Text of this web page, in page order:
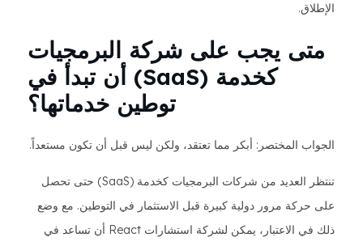
الإطلاق.
متى يجب على شركة البرمجيات
كخدمة (SaaS) أن تبدأ في
توطين خدماتها؟
الجواب المختصر: أبكر مما تعتقد، ولكن ليس قبل أن تكون مستعداً.
تنتظر العديد من شركات البرمجيات كخدمة (SaaS) حتى تحصل
على حركة مرور دولية كبيرة قبل الاستثمار في التوطين. مع وضع
ذلك في الاعتبار، يمكن لشركة استشارات React أن تساعد في